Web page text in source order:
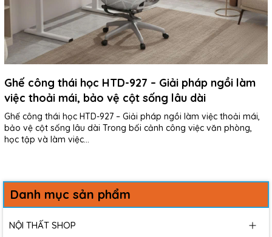
Ghế công thái học HTD-927 – Giải pháp ngồi làm
việc thoải mái, bảo vệ cột sống lâu dài
Ghế công thái học HTD-927 – Giải pháp ngồi làm việc thoải mái,
bảo vệ cột sống lâu dài Trong bối cảnh công việc văn phòng,
học tập và làm việc...
Danh mục sản phẩm
NỘI THẤT SHOP